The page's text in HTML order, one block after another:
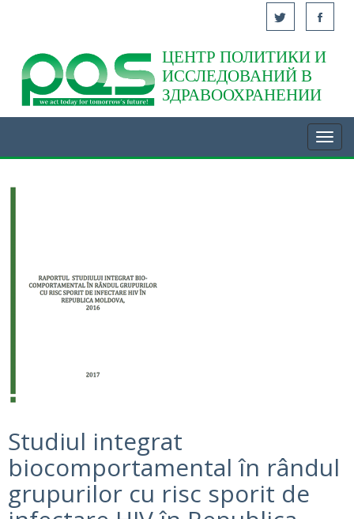
Acasă
ЦЕНТР ПОЛИТИКИ И
ИССЛЕДОВАНИЙ В
ЗДРАВООХРАНЕНИИ
Studiul integrat
biocomportamental în rândul
grupurilor cu risc sporit de